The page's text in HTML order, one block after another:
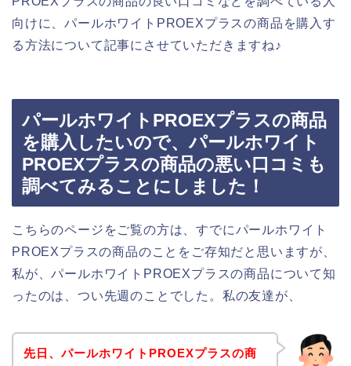
向けに、パールホワイトPROEXプラスの商品を購入す
る方法について記事にさせていただきますね♪
パールホワイトPROEXプラスの商品
を購入したいので、パールホワイト
PROEXプラスの商品の悪い口コミも
調べてみることにしました！
こちらのページをご覧の方は、すでにパールホワイト
PROEXプラスの商品のことをご存知だと思いますが、
私が、パールホワイトPROEXプラスの商品について知
ったのは、つい先週のことでした。私の友達が、
先日、パールホワイトPROEXプラスの商